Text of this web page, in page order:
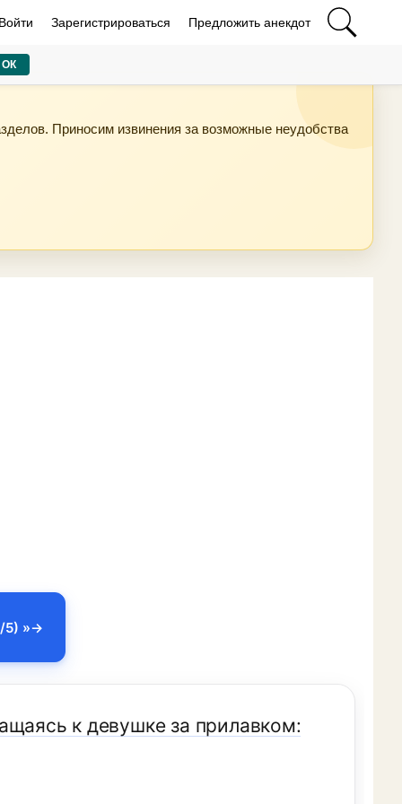
Зарегистрироваться Предложить анекдот
Приносим извинения за возможные неудобства
5) »
к девушке за прилавком:
ОК